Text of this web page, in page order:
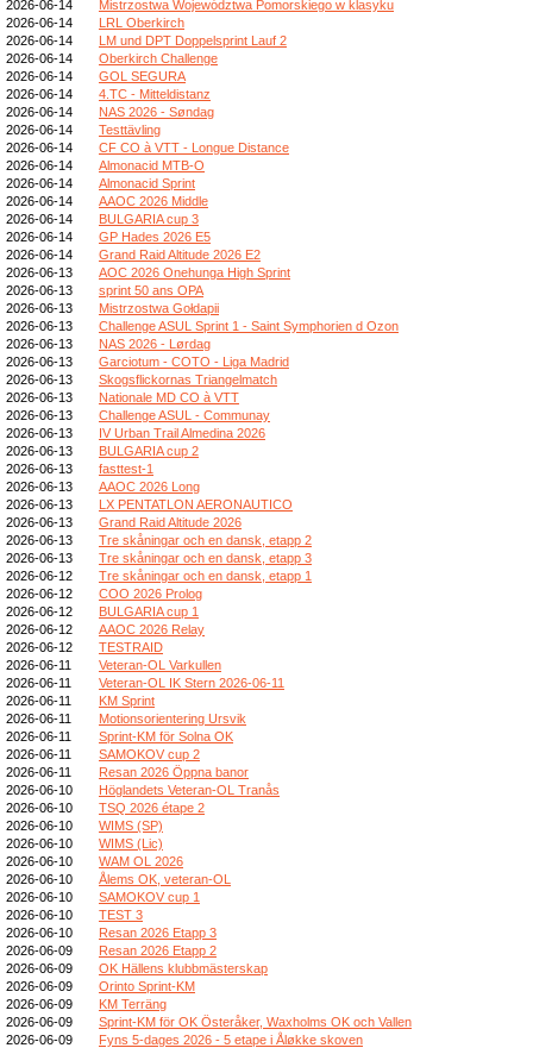
2026-06-14
Mistrzostwa Województwa Pomorskiego w klasyku
2026-06-14
LRL Oberkirch
2026-06-14
LM und DPT Doppelsprint Lauf 2
2026-06-14
Oberkirch Challenge
2026-06-14
GOL SEGURA
2026-06-14
4.TC - Mitteldistanz
2026-06-14
NAS 2026 - Søndag
2026-06-14
Testtävling
2026-06-14
CF CO à VTT - Longue Distance
2026-06-14
Almonacid MTB-O
2026-06-14
Almonacid Sprint
2026-06-14
AAOC 2026 Middle
2026-06-14
BULGARIA cup 3
2026-06-14
GP Hades 2026 E5
2026-06-14
Grand Raid Altitude 2026 E2
2026-06-13
AOC 2026 Onehunga High Sprint
2026-06-13
sprint 50 ans OPA
2026-06-13
Mistrzostwa Gołdapii
2026-06-13
Challenge ASUL Sprint 1 - Saint Symphorien d Ozon
2026-06-13
NAS 2026 - Lørdag
2026-06-13
Garciotum - COTO - Liga Madrid
2026-06-13
Skogsflickornas Triangelmatch
2026-06-13
Nationale MD CO à VTT
2026-06-13
Challenge ASUL - Communay
2026-06-13
IV Urban Trail Almedina 2026
2026-06-13
BULGARIA cup 2
2026-06-13
fasttest-1
2026-06-13
AAOC 2026 Long
2026-06-13
LX PENTATLON AERONAUTICO
2026-06-13
Grand Raid Altitude 2026
2026-06-13
Tre skåningar och en dansk, etapp 2
2026-06-13
Tre skåningar och en dansk, etapp 3
2026-06-12
Tre skåningar och en dansk, etapp 1
2026-06-12
COO 2026 Prolog
2026-06-12
BULGARIA cup 1
2026-06-12
AAOC 2026 Relay
2026-06-12
TESTRAID
2026-06-11
Veteran-OL Varkullen
2026-06-11
Veteran-OL IK Stern 2026-06-11
2026-06-11
KM Sprint
2026-06-11
Motionsorientering Ursvik
2026-06-11
Sprint-KM för Solna OK
2026-06-11
SAMOKOV cup 2
2026-06-11
Resan 2026 Öppna banor
2026-06-10
Höglandets Veteran-OL Tranås
2026-06-10
TSQ 2026 étape 2
2026-06-10
WIMS (SP)
2026-06-10
WIMS (Lic)
2026-06-10
WAM OL 2026
2026-06-10
Ålems OK, veteran-OL
2026-06-10
SAMOKOV cup 1
2026-06-10
TEST 3
2026-06-10
Resan 2026 Etapp 3
2026-06-09
Resan 2026 Etapp 2
2026-06-09
OK Hällens klubbmästerskap
2026-06-09
Orinto Sprint-KM
2026-06-09
KM Terräng
2026-06-09
Sprint-KM för OK Österåker, Waxholms OK och Vallen
2026-06-09
Fyns 5-dages 2026 - 5 etape i Åløkke skoven